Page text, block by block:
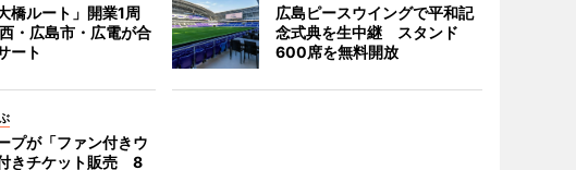
橋ルート」開業1周
・広島市・広電が合
ート
広島ピースウイングで平和記
念式典を生中継 スタンド
600席を無料開放
プが「ファン付きウ
きチケット販売 8